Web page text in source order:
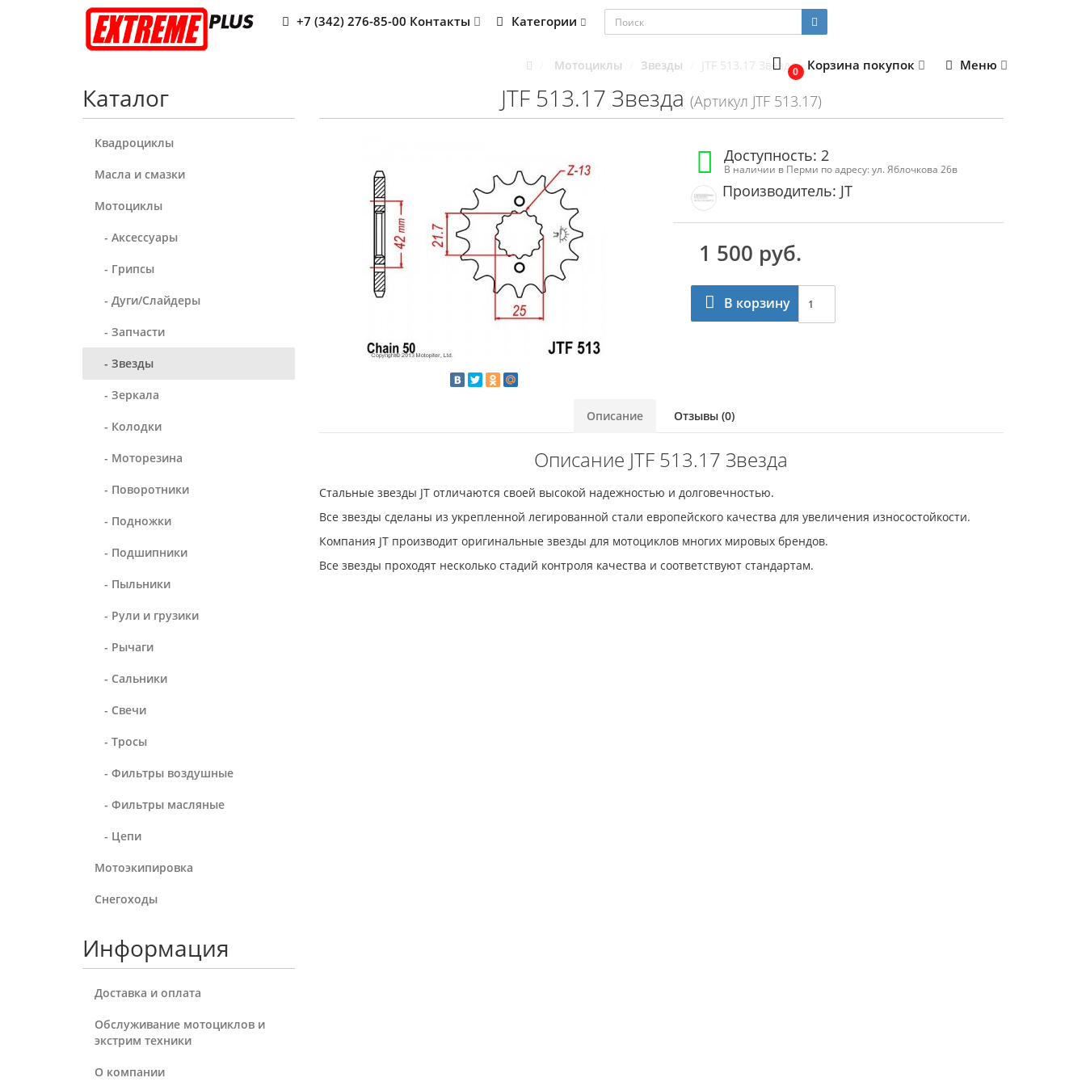
+7 (342) 276-85-00 Контакты Категории
0 Корзина покупок Меню
Каталог
Квадроциклы
Масла и смазки
Мотоциклы
- Аксессуары
- Грипсы
- Дуги/Слайдеры
- Запчасти
- Звезды
- Зеркала
- Колодки
- Моторезина
- Поворотники
- Подножки
- Подшипники
- Пыльники
- Рули и грузики
- Рычаги
- Сальники
- Свечи
- Тросы
- Фильтры воздушные
- Фильтры масляные
- Цепи
Мотоэкипировка
Снегоходы
Информация
Доставка и оплата
Обслуживание мотоциклов и
экстрим техники
О компании
Мотоциклы Звезды JTF 513.17 Звезда
JTF 513.17 Звезда (Артикул JTF 513.17)
Доступность: 2
В наличии в Перми по адресу: ул. Яблочкова 26в
Производитель: JT
1 500 руб.
В корзину
Описание Отзывы (0)
Описание JTF 513.17 Звезда
Стальные звезды JT отличаются своей высокой надежностью и долговечностью.
Все звезды сделаны из укрепленной легированной стали европейского качества для увеличения износостойкости.
Компания JT производит оригинальные звезды для мотоциклов многих мировых брендов.
Все звезды проходят несколько стадий контроля качества и соответствуют стандартам.